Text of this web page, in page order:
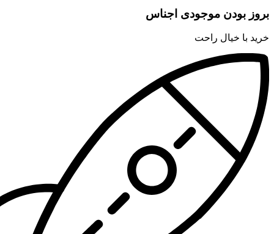
بروز بودن موجودی اجناس
خرید با خیال راحت